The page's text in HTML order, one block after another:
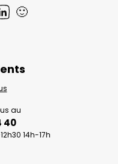
🙂
au
40
14h-17h